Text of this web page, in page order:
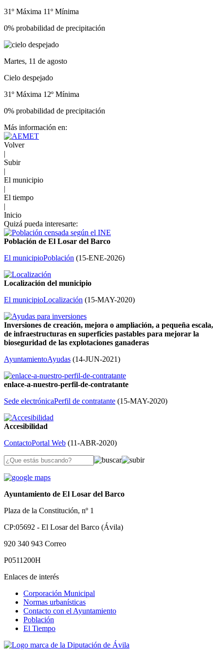
31º Máxima 11º Mínima
0% probabilidad de precipitación
Martes, 11 de agosto
Cielo despejado
31º Máxima 12º Mínima
0% probabilidad de precipitación
Más información en:
Volver
|
Subir
|
El municipio
|
El tiempo
|
Inicio
Quizá pueda interesarte:
Población de El Losar del Barco
El municipioPoblación (15-ENE-2026)
Localización del municipio
El municipioLocalización (15-MAY-2020)
Inversiones de creación, mejora o ampliación, a pequeña escala,
de infraestructuras en superficies pastables para mejorar la
bioseguridad de las explotaciones ganaderas
AyuntamientoAyudas (14-JUN-2021)
enlace-a-nuestro-perfil-de-contratante
Sede electrónicaPerfil de contratante (15-MAY-2020)
Accesibilidad
ContactoPortal Web (11-ABR-2020)
Ayuntamiento de El Losar del Barco
Plaza de la Constitución, nº 1
CP:05692 - El Losar del Barco (Ávila)
920 340 943 Correo
P0511200H
Enlaces de interés
Corporación Municipal
Normas urbanísticas
Contacto con el Ayuntamiento
Población
El Tiempo